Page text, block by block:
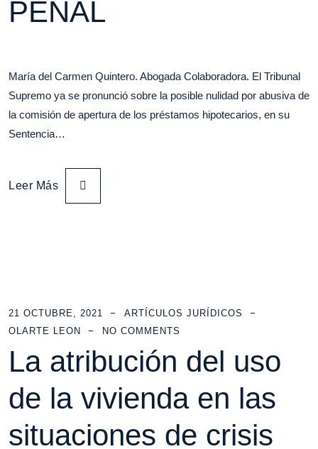
PENAL
María del Carmen Quintero. Abogada Colaboradora. El Tribunal
Supremo ya se pronunció sobre la posible nulidad por abusiva de
la comisión de apertura de los préstamos hipotecarios, en su
Sentencia…
Leer Más
21 OCTUBRE, 2021
ARTÍCULOS JURÍDICOS
OLARTE LEON
NO COMMENTS
La atribución del uso
de la vivienda en las
situaciones de crisis